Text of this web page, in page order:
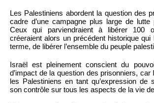
Les Palestiniens abordent la question des
cadre d’une campagne plus large de lutte
Ceux qui parviendraient à libérer 100
créeraient alors un précédent historique qui
terme, de libérer l’ensemble du peuple
Israël est pleinement conscient du
d’impact de la question des prisonniers, car
les Palestiniens en tant qu’expression de
son contrôle sur tous les aspects de la vie